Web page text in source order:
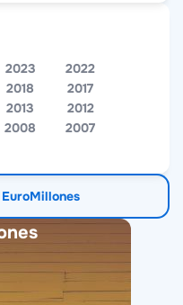
2023
2022
2018
2017
2013
2012
2008
2007